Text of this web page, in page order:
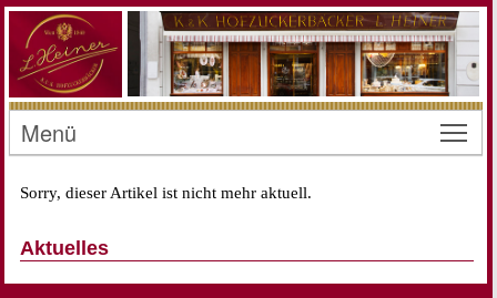
Menü
Sorry, dieser Artikel ist nicht mehr aktuell.
Aktuelles